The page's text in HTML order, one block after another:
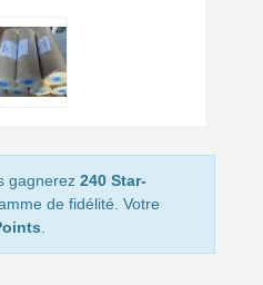
première commande
chaque parrainage
24 h en France Métropolitaine
pour 250€ d'achats
gagnerez 240 Star-
de fidélité. Votre